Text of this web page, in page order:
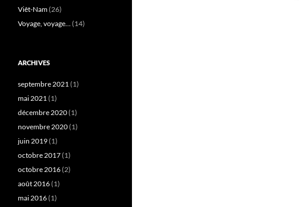
Viêt-Nam(26)
Voyage, voyage…(14)
ARCHIVES
septembre 2021(1)
mai 2021(1)
décembre 2020(1)
novembre 2020(1)
juin 2019(1)
octobre 2017(1)
octobre 2016(2)
août 2016(1)
mai 2016(1)